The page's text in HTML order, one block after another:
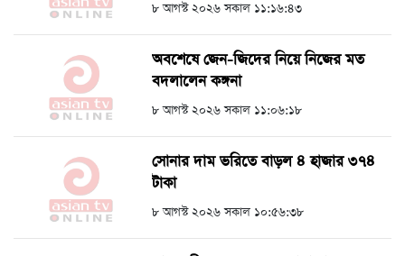
৮ আগস্ট ২০২৬ সকাল ১১:১৬:৪৩
অবশেষে জেন-জিদের নিয়ে নিজের মত
বদলালেন কঙ্গনা
৮ আগস্ট ২০২৬ সকাল ১১:০৬:১৮
সোনার দাম ভরিতে বাড়ল ৪ হাজার ৩৭৪
টাকা
৮ আগস্ট ২০২৬ সকাল ১০:৫৬:৩৮